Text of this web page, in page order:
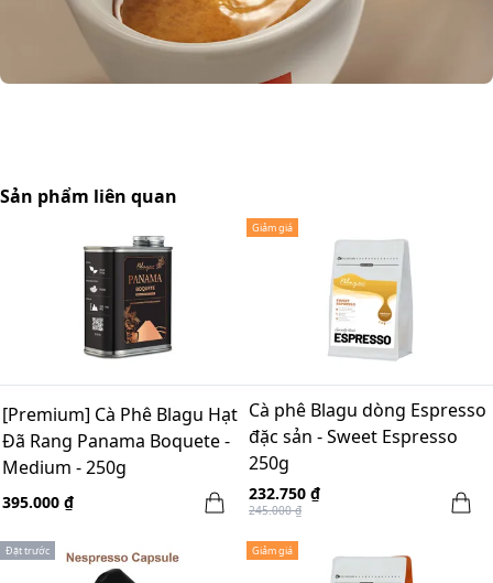
Sản phẩm liên quan
[Premium] Cà Phê Blagu Hạt
Đã Rang Panama Boquete -
Medium - 250g
395.000 ₫
Giảm giá
Cà phê Blagu dòng Espresso
đặc sản - Sweet Espresso
250g
232.750 ₫
245.000 ₫
Đặt trước Giảm giá